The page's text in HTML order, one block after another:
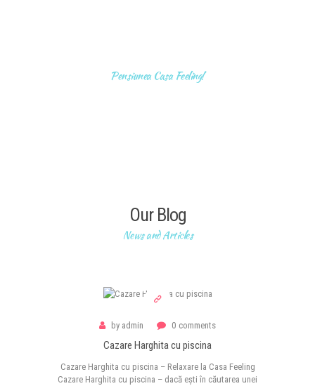
Pensiunea Casa Feeling!
Our Blog
News and Articles
by admin 0 comments
Cazare Harghita cu piscina
Cazare Harghita cu piscina – Relaxare la Casa Feeling
Cazare Harghita cu piscina – dacă ești în căutarea unei